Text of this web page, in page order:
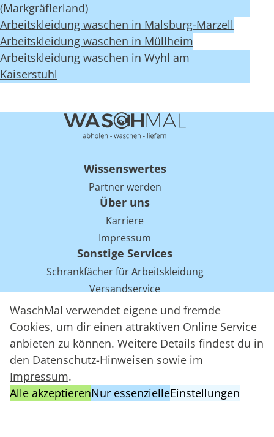
WaschMal verwendet eigene und fremde
Cookies, um dir einen attraktiven Online Service
anbieten zu können. Weitere Details findest du in
den Datenschutz-Hinweisen sowie im
Impressum.
Alle akzeptierenNur essenzielleEinstellungen
(Markgräflerland)
Arbeitskleidung waschen in Malsburg-Marzell
Arbeitskleidung waschen in Müllheim
Arbeitskleidung waschen in Wyhl am
Kaiserstuhl
Wissenswertes
Partner werden
Über uns
Karriere
Impressum
Sonstige Services
Schrankfächer für Arbeitskleidung
Versandservice
Einsparpotentiale für Mietwäsche bei Arbeitskleidung
Arbeitskleidung Tracking mit RFID
WaschMal GmbH 2016 – 2026
Datenschutz
Allgemeine Geschäftsbedingungen